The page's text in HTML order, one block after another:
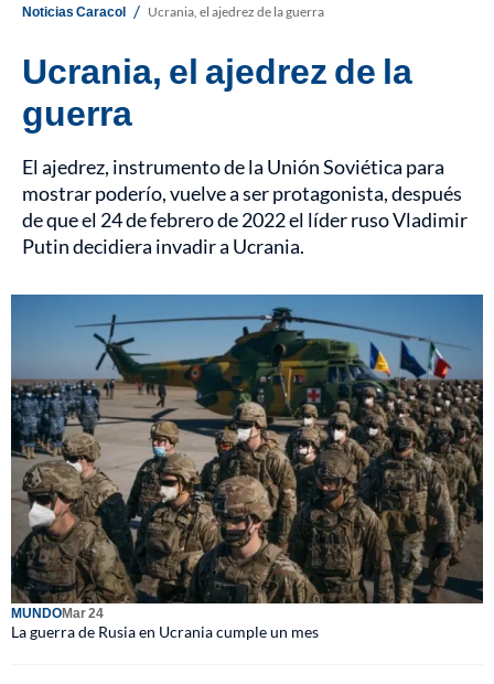
Noticias Caracol / Ucrania, el ajedrez de la guerra
Ucrania, el ajedrez de la
guerra
El ajedrez, instrumento de la Unión Soviética para
mostrar poderío, vuelve a ser protagonista, después
de que el 24 de febrero de 2022 el líder ruso Vladimir
Putin decidiera invadir a Ucrania.
MUNDOMar 24
La guerra de Rusia en Ucrania cumple un mes